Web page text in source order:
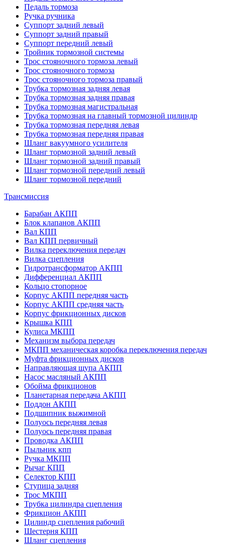
Педаль тормоза
Ручка ручника
Суппорт задний левый
Суппорт задний правый
Суппорт передний левый
Тройник тормозной системы
Трос стояночного тормоза левый
Трос стояночного тормоза
Трос стояночного тормоза правый
Трубка тормозная задняя левая
Трубка тормозная задняя правая
Трубка тормозная магистральная
Трубка тормозная на главный тормозной цилиндр
Трубка тормозная передняя левая
Трубка тормозная передняя правая
Шланг вакуумного усилителя
Шланг тормозной задний левый
Шланг тормозной задний правый
Шланг тормозной передний левый
Шланг тормозной передний
Трансмиссия
Барабан АКПП
Блок клапанов АКПП
Вал КПП
Вал КПП первичный
Вилка переключения передач
Вилка сцепления
Гидротрансформатор АКПП
Дифференциал АКПП
Кольцо стопорное
Корпус АКПП передняя часть
Корпус АКПП средняя часть
Корпус фрикционных дисков
Крышка КПП
Кулиса МКПП
Механизм выбора передач
МКПП механическая коробка переключения передач
Муфта фрикционных дисков
Направляющая щупа АКПП
Насос масляный АКПП
Обойма фрикционов
Планетарная передача АКПП
Поддон АКПП
Подшипник выжимной
Полуось передняя левая
Полуось передняя правая
Проводка АКПП
Пыльник кпп
Ручка МКПП
Рычаг КПП
Селектор КПП
Ступица задняя
Трос МКПП
Трубка цилиндра сцепления
Фрикцион АКПП
Цилиндр сцепления рабочий
Шестерня КПП
Шланг сцепления